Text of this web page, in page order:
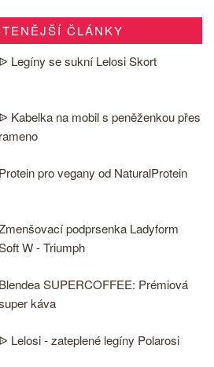
ČLÁNKY
ᐉ Legíny se sukní Lelosi Skort
ᐉ Kabelka na mobil s peněženkou přes
rameno
Protein pro vegany od NaturalProtein
podprsenka Ladyform
W - Triumph
Blendea SUPERCOFFEE: Prémiová
káva
ᐉ Lelosi - zateplené legíny Polarosi